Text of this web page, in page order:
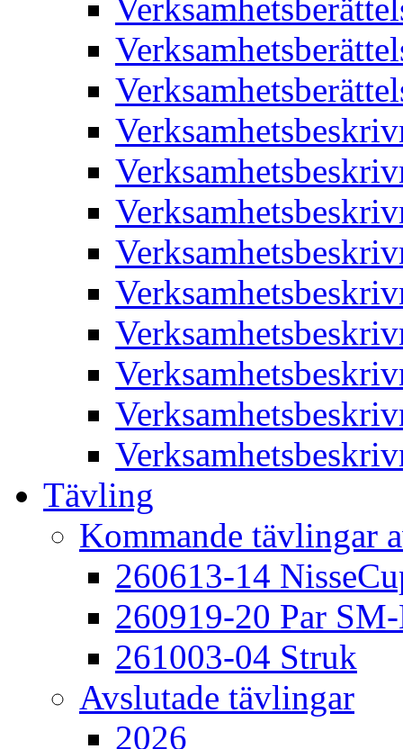
Tävling
Kommande tävlingar
260613-14
260919-20 Par
261003-04 Struk
Avslutade tävlingar
2026